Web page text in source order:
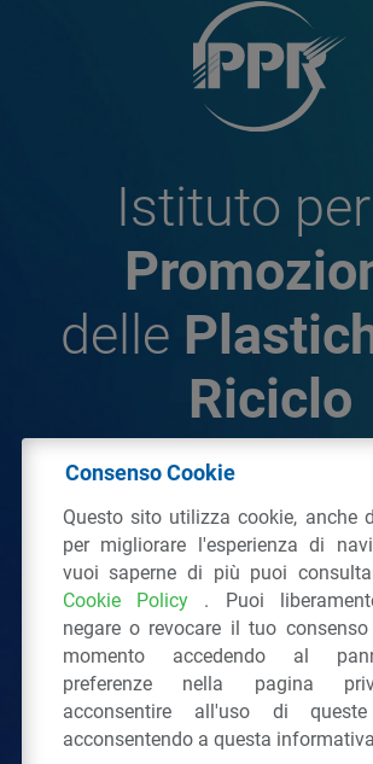
Istituto
delle
Riciclo
Plastiche da Riciclo
C.F. 97381090154
Via San Vittore 36 20123
Tel.: 02 43928225.
Tutti i diritti riservati Privacy
Consenso Cookie
Questo sito utilizza cookie, anche
per migliorare l'esperienza di
vuoi saperne di più puoi
Cookie Policy . Puoi
negare o revocare il tuo
momento accedendo al
preferenze nella pagina
acconsentire all'uso di queste
acconsentendo a questa